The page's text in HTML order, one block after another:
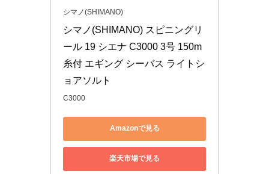
シマノ(SHIMANO)
シマノ(SHIMANO) スピニングリ
ール 19 シエナ C3000 3号 150m
糸付 エギング シーバス ライトシ
ョアソルト
C3000
Amazonで見る
楽天市場で見る